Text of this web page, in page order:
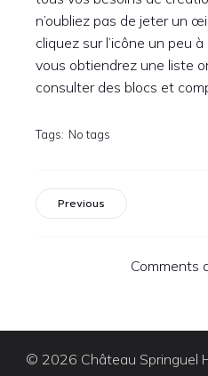
n’oubliez pas de jeter un
cliquez sur l’icône un peu
vous obtiendrez une liste
consulter des blocs et
Tags: No tags
Previous
Comments
© 2026 Château Springuel